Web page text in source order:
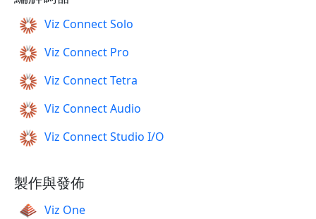
Viz Connect Solo
Viz Connect Pro
Viz Connect Tetra
Viz Connect Audio
Viz Connect Studio I/O
製作與發佈
Viz One